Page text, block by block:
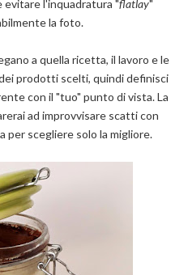
evitare l'inquadratura "flatlay"
la foto.
a quella ricetta, il lavoro e le
prodotti scelti, quindi definisci
con il "tuo" punto di vista. La
ad improvvisare scatti con
per scegliere solo la migliore.